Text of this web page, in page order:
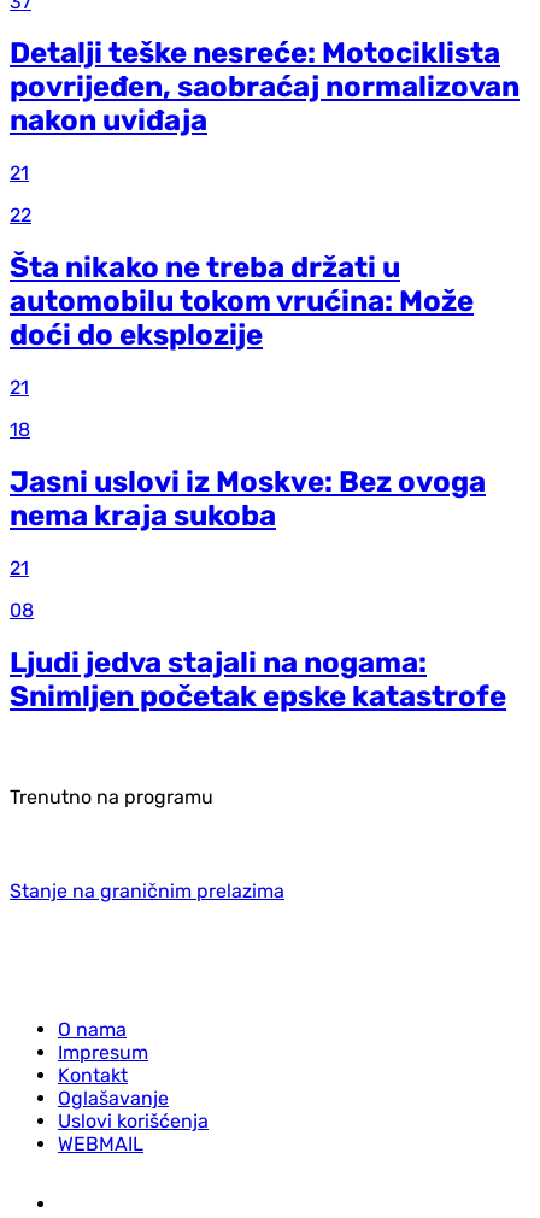
Detalji teške nesreće: Motociklista
povrijeđen, saobraćaj normalizovan
nakon uviđaja
21
22
Šta nikako ne treba držati u
automobilu tokom vrućina: Može
doći do eksplozije
21
18
Jasni uslovi iz Moskve: Bez ovoga
nema kraja sukoba
21
08
Ljudi jedva stajali na nogama:
Snimljen početak epske katastrofe
Trenutno na programu
Stanje na graničnim prelazima
O nama
Impresum
Kontakt
Oglašavanje
Uslovi korišćenja
WEBMAIL